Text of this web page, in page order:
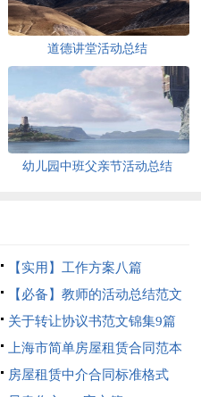
道德讲堂活动总结
幼儿园中班父亲节活动总结
【实用】工作方案八篇
【必备】教师的活动总结范文
汇编10篇
关于转让协议书范文锦集9篇
上海市简单房屋租赁合同范本
房屋租赁中介合同标准格式